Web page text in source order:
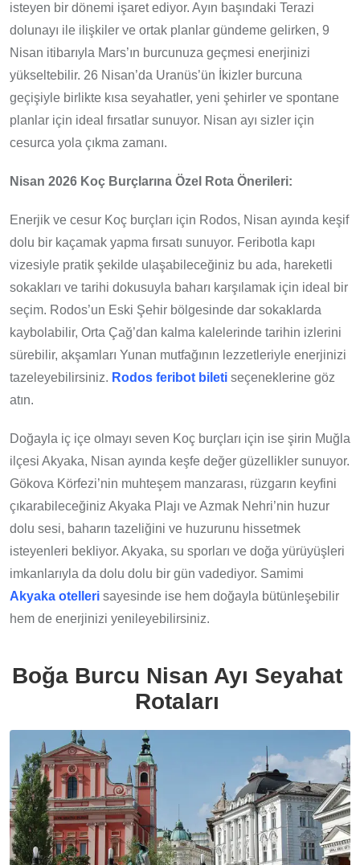
isteyen bir dönemi işaret ediyor. Ayın başındaki Terazi
dolunayı ile ilişkiler ve ortak planlar gündeme gelirken, 9
Nisan itibarıyla Mars’ın burcunuza geçmesi enerjinizi
yükseltebilir. 26 Nisan’da Uranüs’ün İkizler burcuna
geçişiyle birlikte kısa seyahatler, yeni şehirler ve spontane
planlar için ideal fırsatlar sunuyor. Nisan ayı sizler için
cesurca yola çıkma zamanı.
Nisan 2026 Koç Burçlarına Özel Rota Önerileri:
Enerjik ve cesur Koç burçları için Rodos, Nisan ayında keşif
dolu bir kaçamak yapma fırsatı sunuyor. Feribotla kapı
vizesiyle pratik şekilde ulaşabileceğiniz bu ada, hareketli
sokakları ve tarihi dokusuyla baharı karşılamak için ideal bir
seçim. Rodos’un Eski Şehir bölgesinde dar sokaklarda
kaybolabilir, Orta Çağ’dan kalma kalelerinde tarihin izlerini
sürebilir, akşamları Yunan mutfağının lezzetleriyle enerjinizi
tazeleyebilirsiniz. Rodos feribot bileti seçeneklerine göz
atın.
Doğayla iç içe olmayı seven Koç burçları için ise şirin Muğla
ilçesi Akyaka, Nisan ayında keşfe değer güzellikler sunuyor.
Gökova Körfezi’nin muhteşem manzarası, rüzgarın keyfini
çıkarabileceğiniz Akyaka Plajı ve Azmak Nehri’nin huzur
dolu sesi, baharın tazeliğini ve huzurunu hissetmek
isteyenleri bekliyor. Akyaka, su sporları ve doğa yürüyüşleri
imkanlarıyla da dolu dolu bir gün vadediyor. Samimi
Akyaka otelleri sayesinde ise hem doğayla bütünleşebilir
hem de enerjinizi yenileyebilirsiniz.
Boğa Burcu Nisan Ayı Seyahat
Rotaları